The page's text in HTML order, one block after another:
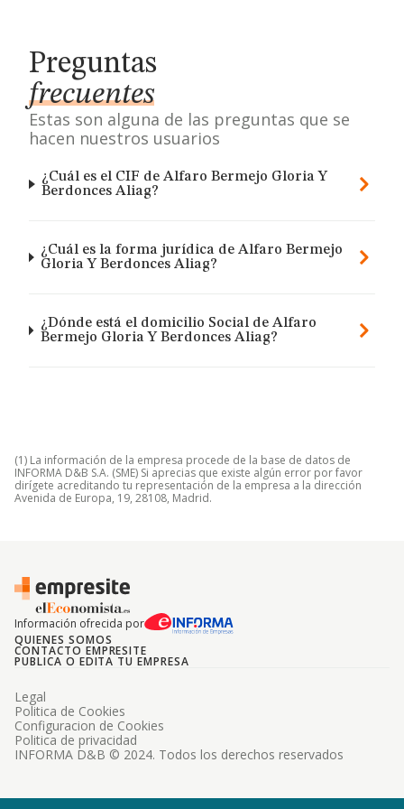
Preguntas
frecuentes
Estas son alguna de las preguntas que se
hacen nuestros usuarios
¿Cuál es el CIF de Alfaro Bermejo Gloria Y
Berdonces Aliag?
¿Cuál es la forma jurídica de Alfaro Bermejo
Gloria Y Berdonces Aliag?
¿Dónde está el domicilio Social de Alfaro
Bermejo Gloria Y Berdonces Aliag?
(1) La información de la empresa procede de la base de datos de
INFORMA D&B S.A. (SME) Si aprecias que existe algún error por favor
dirígete acreditando tu representación de la empresa a la dirección
Avenida de Europa, 19, 28108, Madrid.
Información ofrecida por
QUIENES SOMOS
CONTACTO EMPRESITE
PUBLICA O EDITA TU EMPRESA
INFORMA D&B © 2024. Todos los derechos reservados
Legal
Politica de Cookies
Configuracion de Cookies
Politica de privacidad